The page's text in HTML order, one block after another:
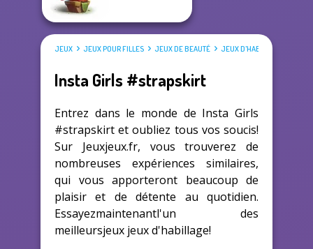
JEUX JEUX POUR FILLES JEUX DE BEAUTÉ JEUX D'HABILLAGE
Insta Girls #strapskirt
Entrez dans le monde de Insta Girls
#strapskirt et oubliez tous vos soucis!
Sur Jeuxjeux.fr, vous trouverez de
nombreuses expériences similaires,
qui vous apporteront beaucoup de
plaisir et de détente au quotidien.
Essayezmaintenantl'un des
meilleursjeux jeux d'habillage!